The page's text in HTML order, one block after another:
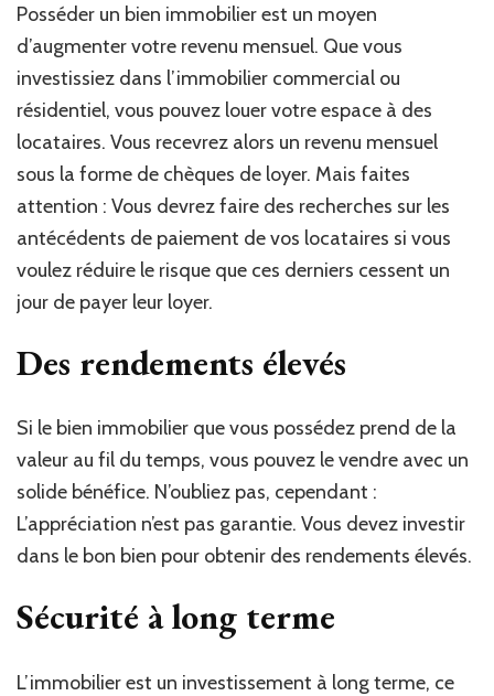
Posséder un bien immobilier est un moyen
d’augmenter votre revenu mensuel. Que vous
investissiez dans l’immobilier commercial ou
résidentiel, vous pouvez louer votre espace à des
locataires. Vous recevrez alors un revenu mensuel
sous la forme de chèques de loyer. Mais faites
attention : Vous devrez faire des recherches sur les
antécédents de paiement de vos locataires si vous
voulez réduire le risque que ces derniers cessent un
jour de payer leur loyer.
Des rendements élevés
Si le bien immobilier que vous possédez prend de la
valeur au fil du temps, vous pouvez le vendre avec un
solide bénéfice. N’oubliez pas, cependant :
L’appréciation n’est pas garantie. Vous devez investir
dans le bon bien pour obtenir des rendements élevés.
Sécurité à long terme
L’immobilier est un investissement à long terme, ce